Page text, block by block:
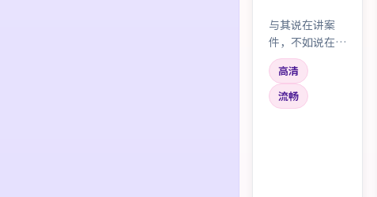
与其说在讲案
件，不如说在讲
「人为什么会对
自己撒谎」。郭
帆把叙事压得很
低，像深夜电
高清
流畅